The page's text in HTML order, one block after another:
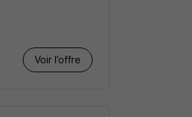
Voir l’offre